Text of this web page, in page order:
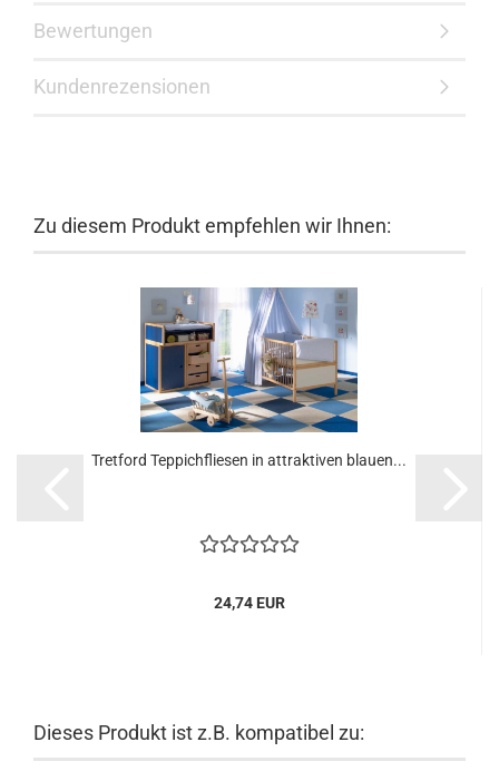
Bewertungen
Kundenrezensionen
Zu diesem Produkt empfehlen wir Ihnen:
Tretford Teppichfliesen in attraktiven blauen...
24,74 EUR
Dieses Produkt ist z.B. kompatibel zu: